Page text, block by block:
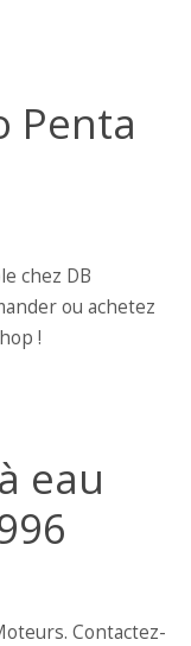
Penta
chez DB
ou achetez
!
eau
Contactez-